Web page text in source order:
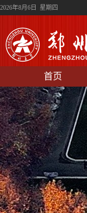
2026年8月6日 星期四
首页